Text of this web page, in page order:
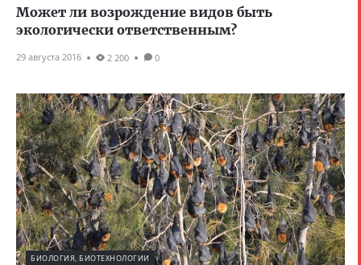
Может ли возрождение видов быть
экологически ответственным?
29 августа 2016 2 200 0
БИОЛОГИЯ, БИОТЕХНОЛОГИИ